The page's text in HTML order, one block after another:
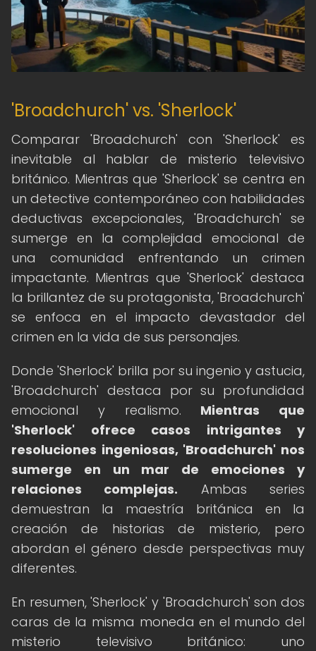
'Broadchurch' vs. 'Sherlock'
Comparar 'Broadchurch' con 'Sherlock' es
inevitable al hablar de misterio televisivo
británico. Mientras que 'Sherlock' se centra en
un detective contemporáneo con habilidades
deductivas excepcionales, 'Broadchurch' se
sumerge en la complejidad emocional de
una comunidad enfrentando un crimen
impactante. Mientras que 'Sherlock' destaca
la brillantez de su protagonista, 'Broadchurch'
se enfoca en el impacto devastador del
crimen en la vida de sus personajes.
Donde 'Sherlock' brilla por su ingenio y astucia,
'Broadchurch' destaca por su profundidad
emocional y realismo. Mientras que
'Sherlock' ofrece casos intrigantes y
resoluciones ingeniosas, 'Broadchurch' nos
sumerge en un mar de emociones y
relaciones complejas. Ambas series
demuestran la maestría británica en la
creación de historias de misterio, pero
abordan el género desde perspectivas muy
diferentes.
En resumen, 'Sherlock' y 'Broadchurch' son dos
caras de la misma moneda en el mundo del
misterio televisivo británico: uno